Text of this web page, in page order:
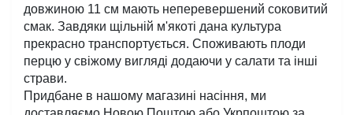
довжиною 11 см мають неперевершений соковитий
смак. Завдяки щільній м'якоті дана культура
прекрасно транспортується. Споживають плоди
перцю у свіжому вигляді додаючи у салати та інші
страви.
Придбане в нашому магазині насіння, ми